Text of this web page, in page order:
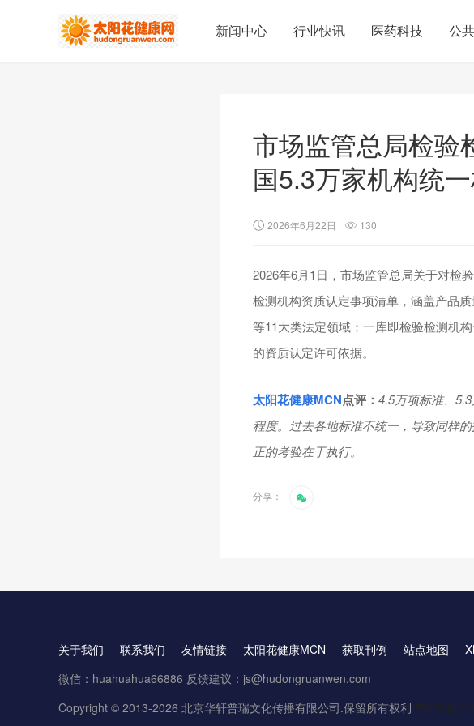
新闻中心 行业快讯 医药科技 公
市场监管总局检验
国5.3万家机构统
2026年6月22日 130
2026年6月1日，市场监管总局关于对检
检测机构资质认定事项清单，涵盖产品
等11大类法定领域；一库即检验检测机
的资质认定许可依据。
太阳花健康MCN点评： 4.5万项标准、
程度。过去各地标准不统一，导致同样
正的考验在于执行。
分享：
关于我们 联系我们 友情链接 太阳花健康MCN 获取刊例 站点地图
微信：huahuahua66886 反馈建议：js@hudongruanwen.com
Copyright © 2013-2026 北京华轩普瑞文化传播有限公司.保留所有权利 京ICP备